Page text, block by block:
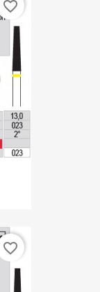
favorite_border
favorite_border